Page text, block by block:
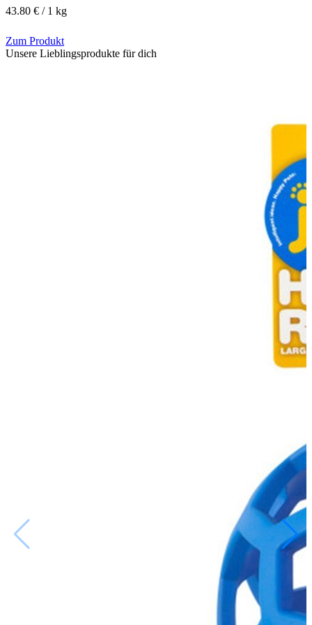
43.80 € / 1 kg
Zum Produkt
Unsere Lieblingsprodukte für dich